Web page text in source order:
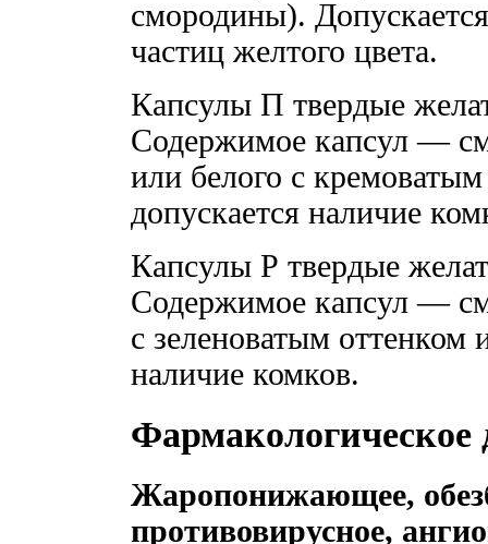
смородины).
частиц желтого цвета.
Капсулы П твердые
Содержимое капсул —
или белого с
допускается наличие
Капсулы Р твердые
Содержимое капсул —
с зеленоватым оттенком
наличие комков.
Жаропонижающее,
противовирусное,